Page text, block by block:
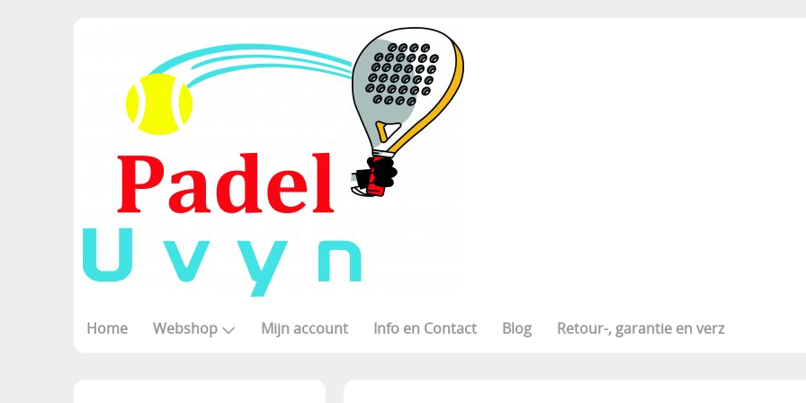
Home Webshop Mijn account Info en Contact Blog Retour-, garantie en verz